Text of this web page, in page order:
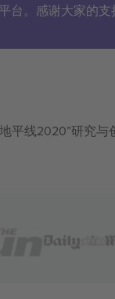
台。感谢大家的支
平线2020”研究与